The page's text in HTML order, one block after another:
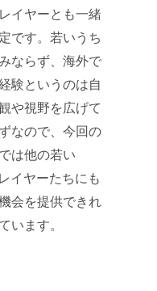
イヤーとも一緒
です。若いうち
ならず、海外で
験というのは自
や視野を広げて
なので、今回の
は他の若い
イヤーたちにも
会を提供できれ
います。